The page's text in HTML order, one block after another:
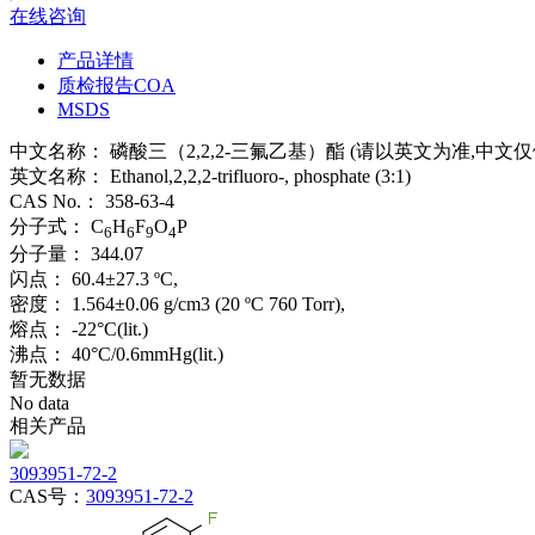
在线咨询
产品详情
质检报告COA
MSDS
中文名称： 磷酸三（2,2,2-三氟乙基）酯 (请以英文为准,中文
英文名称： Ethanol,2,2,2-trifluoro-, phosphate (3:1)
CAS No.：
358-63-4
分子式：
C6H6F9O4P
分子量：
344.07
闪点：
60.4±27.3 ºC,
密度：
1.564±0.06 g/cm3 (20 ºC 760 Torr),
熔点：
-22°C(lit.)
沸点：
40°C/0.6mmHg(lit.)
暂无数据
No data
相关产品
3093951-72-2
CAS号： 3093951-72-2